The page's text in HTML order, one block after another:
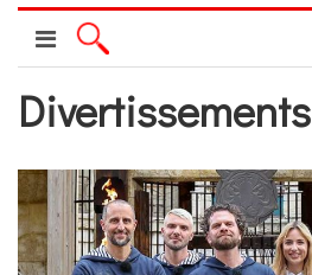
Divertissements